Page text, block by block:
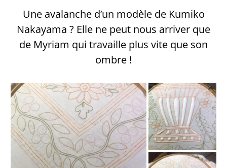
Une avalanche d’un modèle de Kumiko
Nakayama ? Elle ne peut nous arriver que
de Myriam qui travaille plus vite que son
ombre !